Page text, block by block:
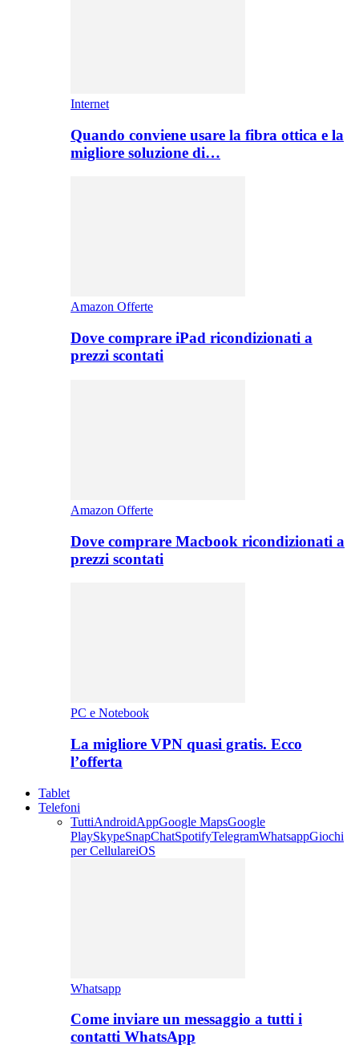
Internet
Quando conviene usare la fibra ottica e la
migliore soluzione di…
Amazon Offerte
Dove comprare iPad ricondizionati a
prezzi scontati
Amazon Offerte
Dove comprare Macbook ricondizionati a
prezzi scontati
PC e Notebook
La migliore VPN quasi gratis. Ecco
l’offerta
Tablet
Telefoni
TuttiAndroidAppGoogle MapsGoogle
PlaySkypeSnapChatSpotifyTelegramWhatsappGiochi
per CellulareiOS
Whatsapp
Come inviare un messaggio a tutti i
contatti WhatsApp